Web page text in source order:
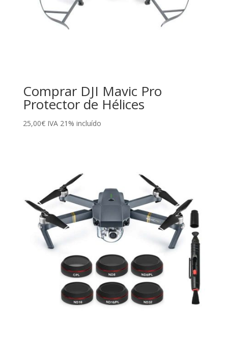
Comprar DJI Mavic Pro
Protector de Hélices
25,00€ IVA 21% incluído